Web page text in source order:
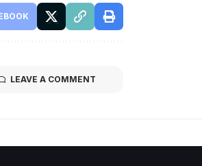
LEAVE A COMMENT